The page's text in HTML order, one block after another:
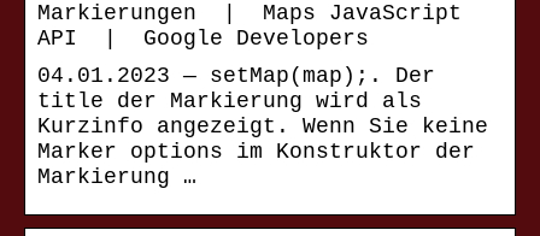
Markierungen | Maps JavaScript
API | Google Developers
04.01.2023 — setMap(map);. Der
title der Markierung wird als
Kurzinfo angezeigt. Wenn Sie keine
Marker options im Konstruktor der
Markierung …